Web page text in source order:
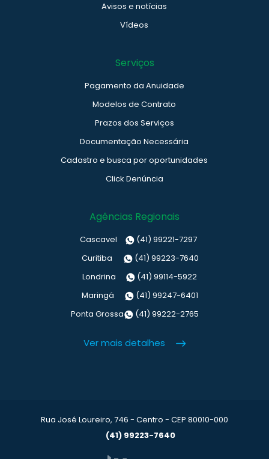
Avisos e notícias
Vídeos
Serviços
Pagamento da Anuidade
Modelos de Contrato
Prazos dos Serviços
Documentação Necessária
Cadastro e busca por oportunidades
Click Denúncia
Agências Regionais
Cascavel
(41) 99221-7297
Curitiba
(41) 99223-7640
Londrina
(41) 99114-5922
Maringá
(41) 99247-6401
Ponta Grossa
(41) 99222-2765
Ver mais detalhes
Rua José Loureiro, 746 - Centro - CEP 80010-000
(41) 99223-7640